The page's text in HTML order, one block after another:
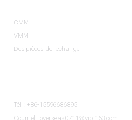
CMM
VMM
Des pièces de rechange
Tél. : +86-15596686895
Courriel : overseas0711@vip.163.com